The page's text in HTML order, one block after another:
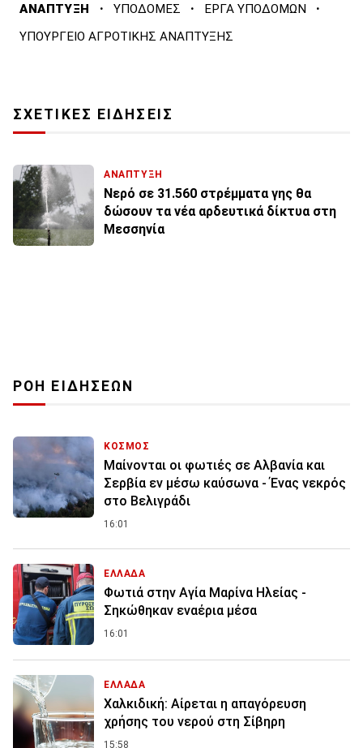
ΑΝΑΠΤΥΞΗ · ΥΠΟΔΟΜΕΣ · ΕΡΓΑ ΥΠΟΔΟΜΩΝ ·
ΥΠΟΥΡΓΕΙΟ ΑΓΡΟΤΙΚΗΣ ΑΝΑΠΤΥΞΗΣ
ΣΧΕΤΙΚΕΣ ΕΙΔΗΣΕΙΣ
ΑΝΑΠΤΥΞΗ
Νερό σε 31.560 στρέμματα γης θα
δώσουν τα νέα αρδευτικά δίκτυα στη
Μεσσηνία
ΡΟΗ ΕΙΔΗΣΕΩΝ
ΚΟΣΜΟΣ
Μαίνονται οι φωτιές σε Αλβανία και
Σερβία εν μέσω καύσωνα - Ένας νεκρός
στο Βελιγράδι
16:01
ΕΛΛΑΔΑ
Φωτιά στην Aγία Μαρίνα Ηλείας -
Σηκώθηκαν εναέρια μέσα
16:01
ΕΛΛΑΔΑ
Χαλκιδική: Αίρεται η απαγόρευση
χρήσης του νερού στη Σίβηρη
15:58